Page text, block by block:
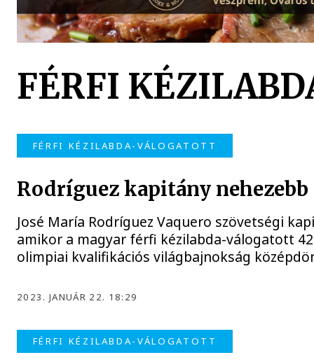
FÉRFI
FÉRFI KÉZILABDA-VÁLOGATOTT
Rodríguez kapitány
José María Rodríguez Vaquero szövetségi
amikor a magyar férfi kézilabda-válogatott
olimpiai kvalifikációs világbajnokság
2023. JANUÁR 22. 18:29
FÉRFI KÉZILABDA-VÁLOGATOTT